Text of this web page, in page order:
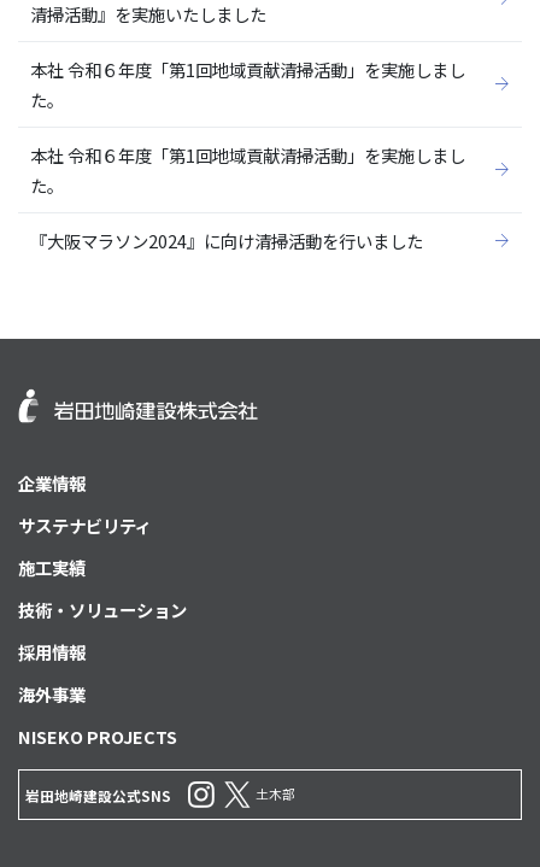
清掃活動』を実施いたしました
本社 令和６年度「第1回地域貢献清掃活動」を実施しまし
た。
本社 令和６年度「第1回地域貢献清掃活動」を実施しまし
た。
『大阪マラソン2024』に向け清掃活動を行いました
企業情報
サステナビリティ
施工実績
技術・ソリューション
採用情報
海外事業
NISEKO PROJECTS
岩田地崎建設公式SNS 土木部